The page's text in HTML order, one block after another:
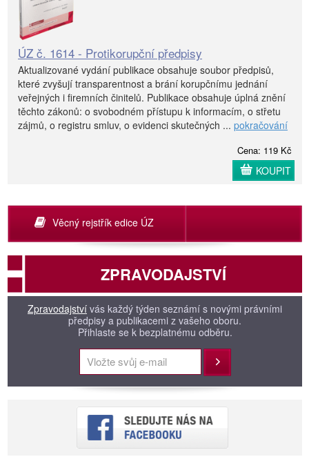
ÚZ č. 1614 - Protikorupční předpisy
Aktualizované vydání publikace obsahuje soubor předpisů,
které zvyšují transparentnost a brání korupčnímu jednání
veřejných i firemních činitelů. Publikace obsahuje úplná znění
těchto zákonů: o svobodném přístupu k informacím, o střetu
zájmů, o registru smluv, o evidenci skutečných ... pokračování
Cena: 119 Kč
KOUPIT
Věcný rejstřík edice ÚZ
ZPRAVODAJSTVÍ
Zpravodajství vás každý týden seznámí s novými právními
předpisy a publikacemi z vašeho oboru.
Přihlaste se k bezplatnému odběru.
Přihlásit